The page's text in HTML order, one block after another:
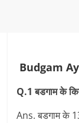
Budgam
Q.1 बडगाम के
Ans. बडगाम के